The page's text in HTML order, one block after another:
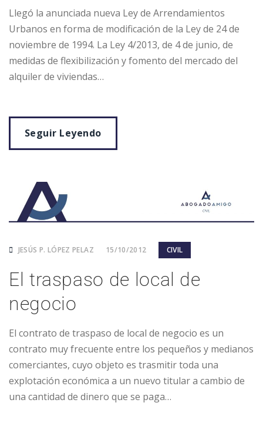
Llegó la anunciada nueva Ley de Arrendamientos
Urbanos en forma de modificación de la Ley de 24 de
noviembre de 1994. La Ley 4/2013, de 4 de junio, de
medidas de flexibilización y fomento del mercado del
alquiler de viviendas…
Seguir Leyendo
JESÚS P. LÓPEZ PELAZ 15/10/2012 CIVIL
El traspaso de local de
negocio
El contrato de traspaso de local de negocio es un
contrato muy frecuente entre los pequeños y medianos
comerciantes, cuyo objeto es trasmitir toda una
explotación económica a un nuevo titular a cambio de
una cantidad de dinero que se paga…